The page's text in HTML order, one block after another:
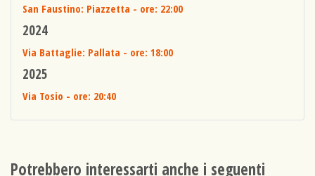
San Faustino: Piazzetta - ore: 22:00
2024
Via Battaglie: Pallata - ore: 18:00
2025
Via Tosio - ore: 20:40
Potrebbero interessarti anche i seguenti